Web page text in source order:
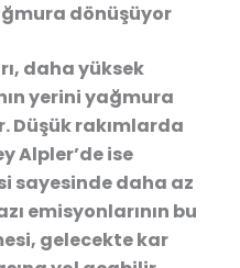
dönüşüyor
daha yüksek
yerini yağmura
Düşük rakımlarda
Alpler’de ise
sayesinde daha az
emisyonlarının bu
gelecekte kar